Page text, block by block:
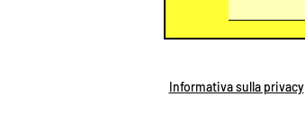
Informativa sulla privacy